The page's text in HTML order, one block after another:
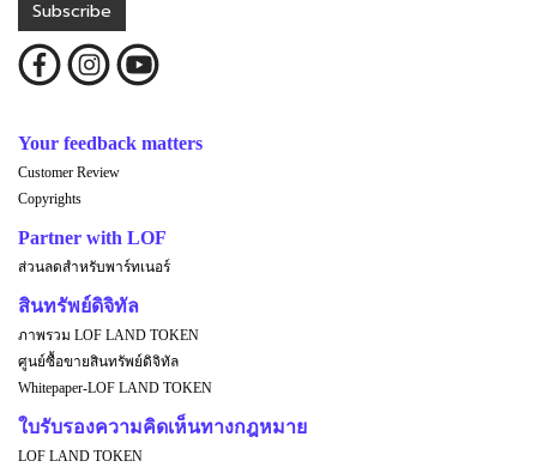
Subscribe
Your feedback matters
Customer Review
Copyrights
Partner with LOF
ส่วนลดสำหรับพาร์ทเนอร์
สินทรัพย์ดิจิทัล
ภาพรวม LOF LAND TOKEN
ศูนย์ซื้อขายสินทรัพย์ดิจิทัล
Whitepaper-LOF LAND TOKEN
ใบรับรองความคิดเห็นทางกฎหมาย
LOF LAND TOKEN